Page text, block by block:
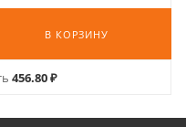
В КОРЗИНУ
456.80 ₽